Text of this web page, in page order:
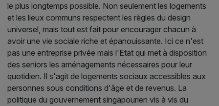
le plus longtemps possible. Non seulement les logements
et les lieux communs respectent les règles du design
universel, mais tout est fait pour encourager chacun à
avoir une vie sociale riche et épanouissante. Ici ce n'est
pas une entreprise privée mais l'Etat qui met à disposition
des seniors les aménagements nécessaires pour leur
quotidien. Il s'agit de logements sociaux accessibles aux
personnes sous conditions d'âge et de revenus. La
politique du gouvernement singapourien vis à vis du